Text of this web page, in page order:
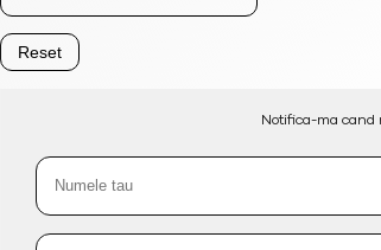
Reset
Notifica-ma cand